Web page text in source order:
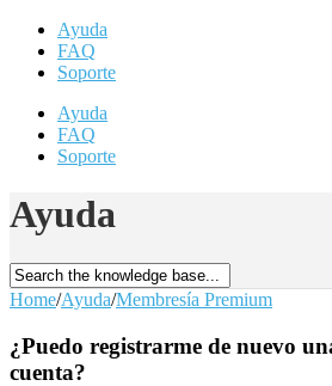
Ayuda
FAQ
Soporte
Ayuda
FAQ
Soporte
Ayuda
Home/Ayuda/Membresía Premium
¿Puedo registrarme de nuevo
cuenta?